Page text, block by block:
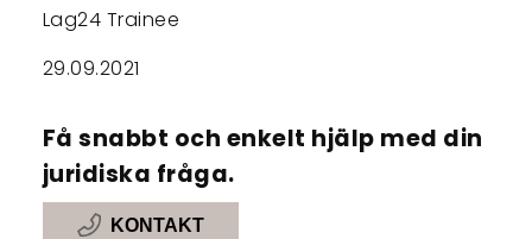
Lag24 Trainee
29.09.2021
Få snabbt och enkelt hjälp med din
juridiska fråga.
KONTAKT